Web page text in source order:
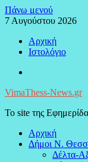
Μεταπηδήστε
στο
Πάνω μενού
7 Αυγούστου 2026
Αρχική
Ιστολόγιο
VimaThess-News.gr
Το site της
Αρχική
Δήμοι Ν.
Δέλτα-